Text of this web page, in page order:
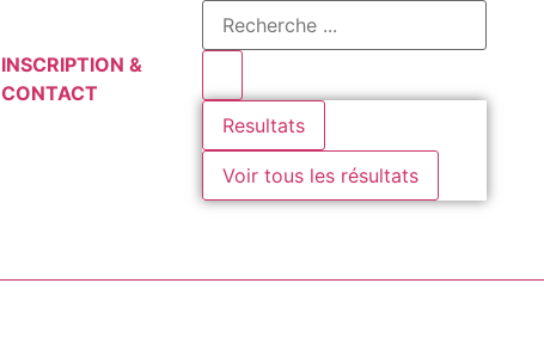
INSCRIPTION &
CONTACT
Resultats
Voir tous les résultats